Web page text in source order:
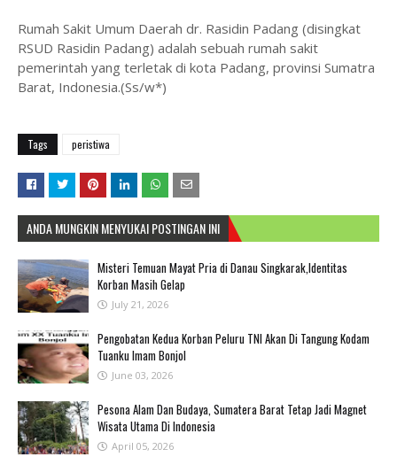
Rumah Sakit Umum Daerah dr. Rasidin Padang (disingkat
RSUD Rasidin Padang) adalah sebuah rumah sakit
pemerintah yang terletak di kota Padang, provinsi Sumatra
Barat, Indonesia.(Ss/w*)
Tags peristiwa
ANDA MUNGKIN MENYUKAI POSTINGAN INI
Misteri Temuan Mayat Pria di Danau Singkarak,Identitas
Korban Masih Gelap
July 21, 2026
Pengobatan Kedua Korban Peluru TNI Akan Di Tangung Kodam
Tuanku Imam Bonjol
June 03, 2026
Pesona Alam Dan Budaya, Sumatera Barat Tetap Jadi Magnet
Wisata Utama Di Indonesia
April 05, 2026